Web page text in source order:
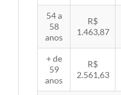
54 a
58
anos
R$
1.463,87
+ de
59
anos
R$
2.561,63